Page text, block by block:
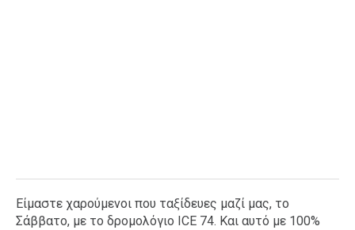
Είμαστε χαρούμενοι που ταξίδευες μαζί μας, το
Σάββατο, με το δρομολόγιο ICE 74. Και αυτό με 100%